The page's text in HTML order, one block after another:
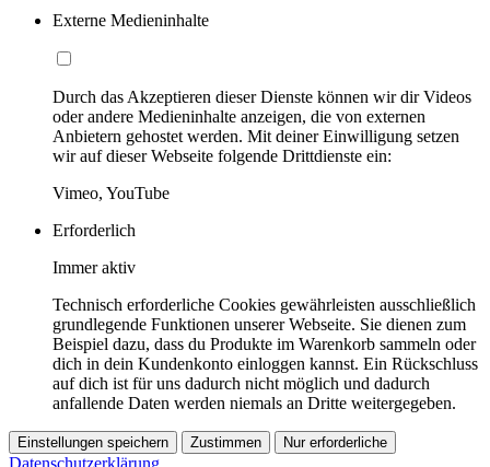
Externe Medieninhalte
Durch das Akzeptieren dieser Dienste können wir dir Videos
oder andere Medieninhalte anzeigen, die von externen
Anbietern gehostet werden. Mit deiner Einwilligung setzen
wir auf dieser Webseite folgende Drittdienste ein:
Vimeo, YouTube
Erforderlich
Immer aktiv
Technisch erforderliche Cookies gewährleisten ausschließlich
grundlegende Funktionen unserer Webseite. Sie dienen zum
Beispiel dazu, dass du Produkte im Warenkorb sammeln oder
dich in dein Kundenkonto einloggen kannst. Ein Rückschluss
auf dich ist für uns dadurch nicht möglich und dadurch
anfallende Daten werden niemals an Dritte weitergegeben.
Einstellungen speichern Zustimmen Nur erforderliche
Datenschutzerklärung